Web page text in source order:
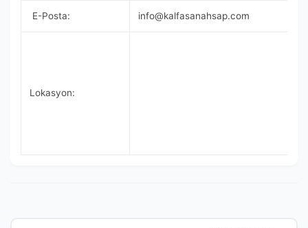
E-Posta: info@kalfasanahsap.com
Lokasyon: